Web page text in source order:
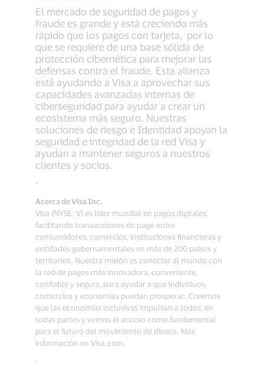
El mercado de seguridad de pagos y
fraude es grande y está creciendo más
rápido que los pagos con tarjeta, por lo
que se requiere de una base sólida de
protección cibernética para mejorar las
defensas contra el fraude. Esta alianza
está ayudando a Visa a aprovechar sus
capacidades avanzadas internas de
ciberseguridad para ayudar a crear un
ecosistema más seguro. Nuestras
soluciones de riesgo e Identidad apoyan la
seguridad e integridad de la red Visa y
ayudan a mantener seguros a nuestros
clientes y socios.
-
Acerca de Visa Inc.
Visa (NYSE: V) es líder mundial en pagos digitales,
facilitando transacciones de pago entre
consumidores, comercios, instituciones financieras y
entidades gubernamentales en más de 200 países y
territorios. Nuestra misión es conectar al mundo con
la red de pagos más innovadora, conveniente,
confiable y segura, para ayudar a que individuos,
comercios y economías puedan prosperar. Creemos
que las economías inclusivas impulsan a todos, en
todas partes y vemos el acceso como fundamental
para el futuro del movimiento de dinero. Más
información en Visa.com.
-